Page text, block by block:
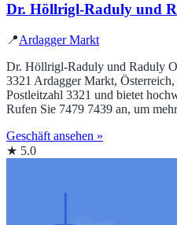
Dr. Höllrigl-Raduly und
📍Ardagger Markt
Dr. Höllrigl-Raduly und Raduly
3321 Ardagger Markt,
Postleitzahl 3321 und bietet
Rufen Sie 7479 7439 an, um
Geschäft ansehen »
★ 5.0